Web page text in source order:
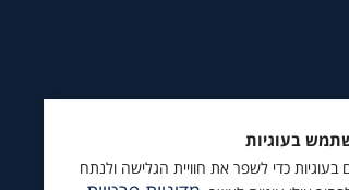
בעוגיות
כדי לשפר את חוויית הגלישה ולנתח